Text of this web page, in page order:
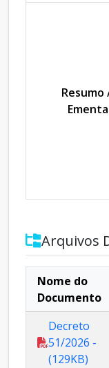
Resumo
Arquivos
Nome do
Documento
Decreto
51/2026 -
(129KB)